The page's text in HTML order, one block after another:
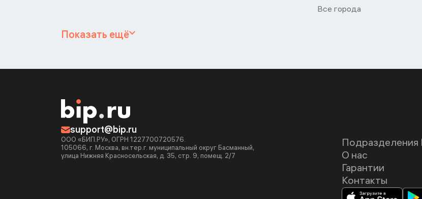
Все города
Показать ещё
support@bip.ru
ООО «БИП.РУ», ОГРН 1227700720576.
105066, г. Москва, вн.тер.г. муниципальный округ Басманный,
улица Нижняя Красносельская, д. 35, стр. 9, помещ. 2/7
О нас
Гарантии
Контакты